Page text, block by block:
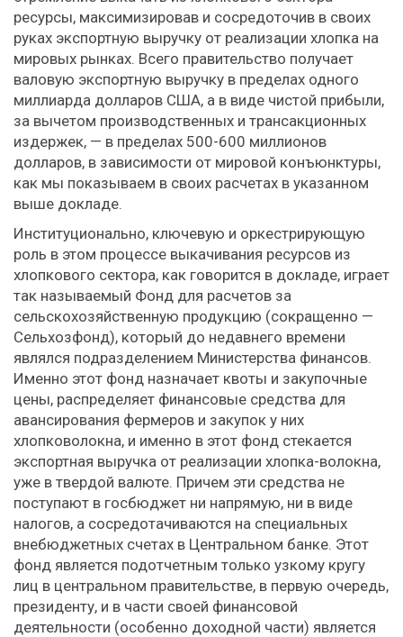
ресурсы, максимизировав и сосредоточив в своих
руках экспортную выручку от реализации хлопка на
мировых рынках. Всего правительство получает
валовую экспортную выручку в пределах одного
миллиарда долларов США, а в виде чистой прибыли,
за вычетом производственных и трансакционных
издержек, — в пределах 500-600 миллионов
долларов, в зависимости от мировой конъюнктуры,
как мы показываем в своих расчетах в указанном
выше докладе.
Институционально, ключевую и оркестрирующую
роль в этом процессе выкачивания ресурсов из
хлопкового сектора, как говорится в докладе, играет
так называемый Фонд для расчетов за
сельскохозяйственную продукцию (сокращенно —
Сельхозфонд), который до недавнего времени
являлся подразделением Министерства финансов.
Именно этот фонд назначает квоты и закупочные
цены, распределяет финансовые средства для
авансирования фермеров и закупок у них
хлопковолокна, и именно в этот фонд стекается
экспортная выручка от реализации хлопка-волокна,
уже в твердой валюте. Причем эти средства не
поступают в госбюджет ни напрямую, ни в виде
налогов, а сосредотачиваются на специальных
внебюджетных счетах в Центральном банке. Этот
фонд является подотчетным только узкому кругу
лиц в центральном правительстве, в первую очередь,
президенту, и в части своей финансовой
деятельности (особенно доходной части) является